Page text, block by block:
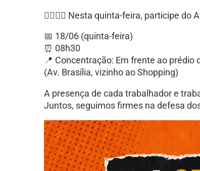
✊🏾✊🏻 Nesta quinta-feira, participe
📅 18/06 (quinta-feira)
⏰ 08h30
📍 Concentração: Em frente ao prédio
(Av. Brasília, vizinho ao Shopping)
A presença de cada trabalhador e
Juntos, seguimos firmes na defesa